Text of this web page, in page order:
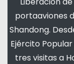
portaaviones
Shandong.
Ejército
tres visitas a